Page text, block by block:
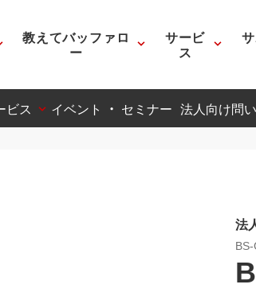
教えてバッファロ
ー
サービ
ス
ビス イベント ・ セミナー 法人向け問
法